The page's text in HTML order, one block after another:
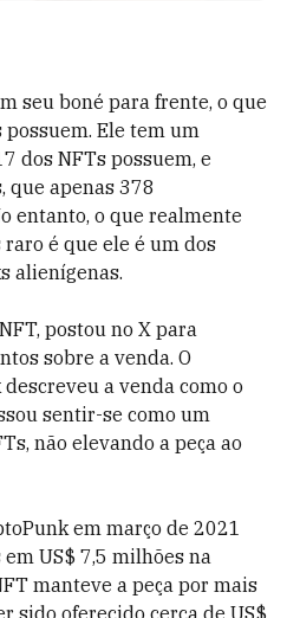
seu boné para frente, o que
Ele tem um
dos NFTs possuem, e
que apenas 378
entanto, o que realmente
é que ele é um dos
alienígenas.
postou no X para
sobre a venda. O
a venda como o
sentir-se como um
não elevando a peça ao
em março de 2021
US$ 7,5 milhões na
manteve a peça por mais